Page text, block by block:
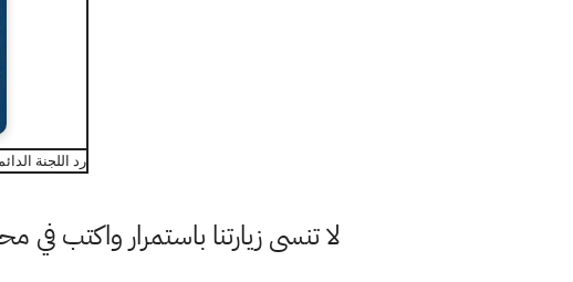
رد اللجنة
لا تنسى زيارتنا باستمرار واكتب